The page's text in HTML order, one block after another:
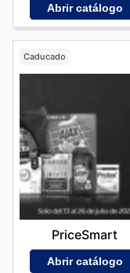
Abrir catálogo
Caducado
PriceSmart
Abrir catálogo